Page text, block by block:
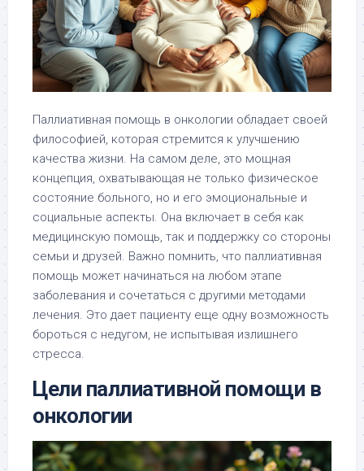
Паллиативная помощь в онкологии обладает своей
философией, которая стремится к улучшению
качества жизни. На самом деле, это мощная
концепция, охватывающая не только физическое
состояние больного, но и его эмоциональные и
социальные аспекты. Она включает в себя как
медицинскую помощь, так и поддержку со стороны
семьи и друзей. Важно помнить, что паллиативная
помощь может начинаться на любом этапе
заболевания и сочетаться с другими методами
лечения. Это дает пациенту еще одну возможность
бороться с недугом, не испытывая излишнего
стресса.
Цели паллиативной помощи в
онкологии